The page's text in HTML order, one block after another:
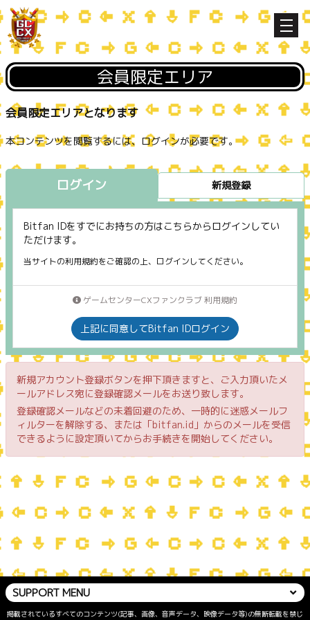
会員限定エリア
会員限定エリアとなります
本コンテンツを閲覧するには、ログインが必要です。
ログイン 新規登録
Bitfan IDをすでにお持ちの方はこちらからログインしてい
ただけます。
当サイトの利用規約をご確認の上、ログインしてください。
ゲームセンターCXファンクラブ 利用規約
上記に同意してBitfan IDログイン
新規アカウント登録ボタンを押下頂きますと、ご入力頂いたメ
ールアドレス宛に登録確認メールをお送り致します。
登録確認メールなどの未着回避のため、一時的に迷惑メールフ
ィルターを解除する、または「bitfan.id」からのメールを受信
できるように設定頂いてからお手続きを開始してください。
SUPPORT MENU
掲載されているすべてのコンテンツ(記事、画像、音声データ、映像データ等)の無断転載を禁じ